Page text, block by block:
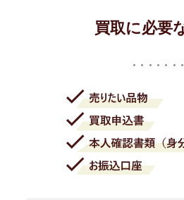
買取に必要